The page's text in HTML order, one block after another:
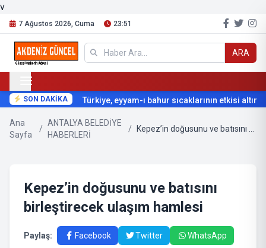
v
7 Ağustos 2026, Cuma 23:51
ARA
SON DAKİKA Türkiye, eyyam-ı bahur sıcaklarının etkisi altına
Ana
Sayfa
/
ANTALYA BELEDİYE
HABERLERİ
/
Kepez’in doğusunu ve batısını
birleştirecek ulaşım hamlesi
Paylaş: Facebook Twitter WhatsApp